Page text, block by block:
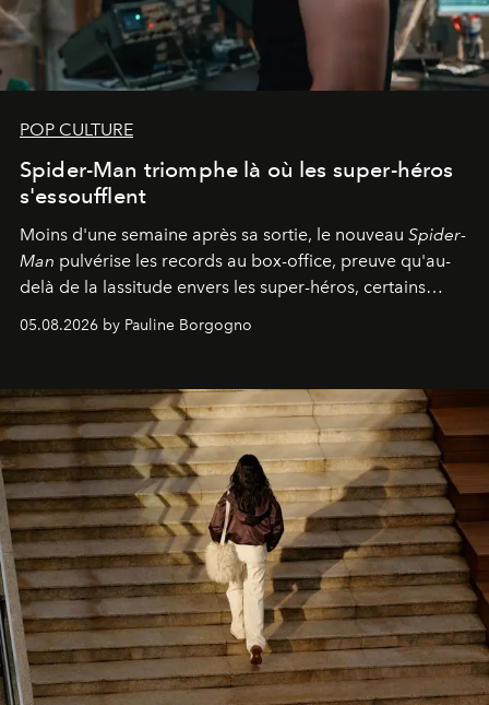
POP CULTURE
Spider-Man triomphe là où les super-héros
s'essoufflent
Moins d'une semaine après sa sortie, le nouveau Spider-
Man pulvérise les records au box-office, preuve qu'au-
delà de la lassitude envers les super-héros, certains
personnages continuent de susciter une ferveur intacte.
05.08.2026 by Pauline Borgogno